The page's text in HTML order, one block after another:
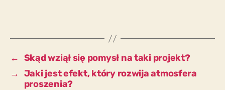
szczególnego
← Skąd wziął się pomysł na taki projekt?
→ Jaki jest efekt, który rozwija atmosfera
proszenia?